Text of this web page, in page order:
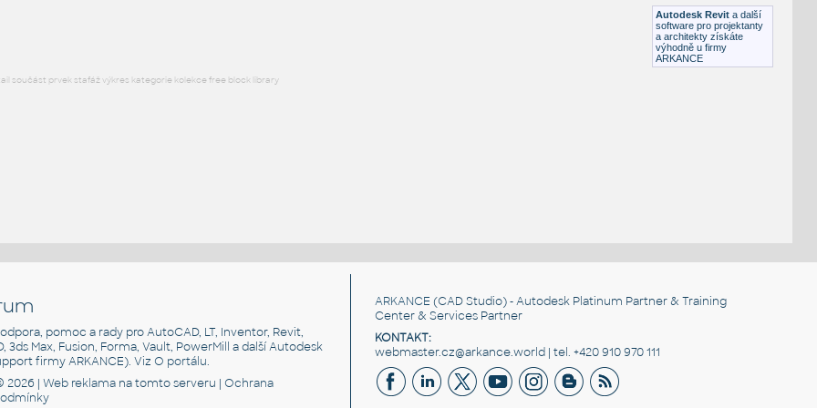
Autodesk Revit a další
software pro projektanty
a architekty získáte
výhodně u firmy
ARKANCE
součást prvek stafáž výkres kategorie kolekce free block library
pomoc a rady pro AutoCAD, LT, Inventor, Revit,
3ds Max, Fusion, Forma, Vault, PowerMill a další Autodesk
firmy ARKANCE). VizO portálu.
2026 |Web reklama na tomto serveru |Ochrana
ARKANCE (CAD Studio) - Autodesk Platinum Partner & Training
Center & Services Partner
KONTAKT:
webmaster.cz@arkance.world | tel. +420 910 970 111